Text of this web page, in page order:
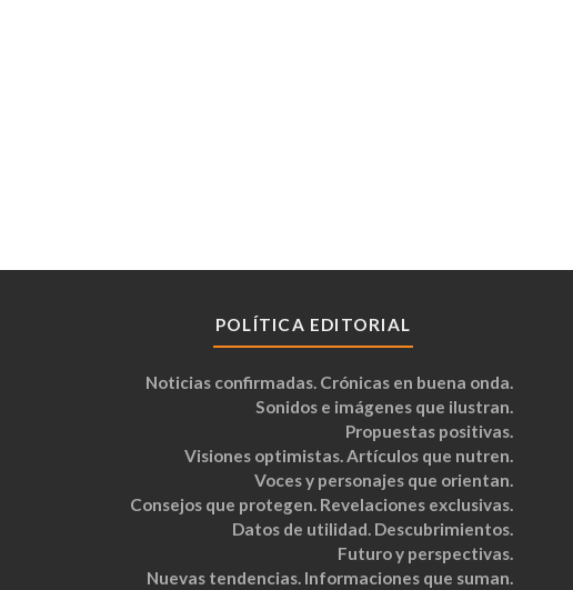
POLÍTICA EDITORIAL
Noticias confirmadas. Crónicas en buena onda.
Sonidos e imágenes que ilustran.
Propuestas positivas.
Visiones optimistas. Artículos que nutren.
Voces y personajes que orientan.
Consejos que protegen. Revelaciones exclusivas.
Datos de utilidad. Descubrimientos.
Futuro y perspectivas.
Nuevas tendencias. Informaciones que suman.